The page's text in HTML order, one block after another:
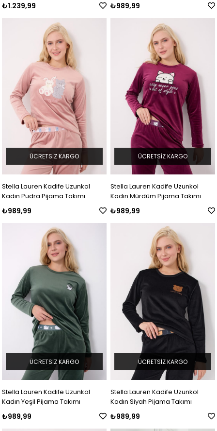
₺1.239,99 ₺989,99
Stella Lauren Kadife Uzunkol
Kadın Pudra Pijama Takımı
₺989,99
ÜCRETSIZ KARGO
Stella Lauren Kadife Uzunkol
Kadın Mürdüm Pijama Takımı
₺989,99
ÜCRETSIZ KARGO
Stella Lauren Kadife Uzunkol
Kadın Yeşil Pijama Takımı
₺989,99
ÜCRETSIZ KARGO
Stella Lauren Kadife Uzunkol
Kadın Siyah Pijama Takımı
₺989,99
ÜCRETSIZ KARGO